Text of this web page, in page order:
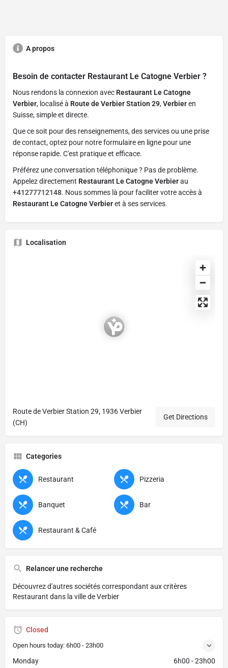
A propos
Besoin de contacter Restaurant Le Catogne Verbier ?
Nous rendons la connexion avec Restaurant Le Catogne
Verbier, localisé à Route de Verbier Station 29,Verbieren
Suisse, simple et directe.
Que ce soit pour des renseignements, des services ou une prise
de contact, optez pour notre formulaire en ligne pour une
réponse rapide. C'est pratique et efficace.
Préférez une conversation téléphonique ? Pas de problème.
Appelez directement Restaurant Le Catogne Verbierau
+41277712148. Nous sommes là pour faciliter votre accès à
Restaurant Le Catogne Verbieret à ses services.
Localisation
Route de Verbier Station 29, 1936 Verbier
(CH)
Get Directions
Categories
Restaurant Pizzeria
Banquet Bar
Restaurant & Café
Relancer une recherche
Découvrez d'autres sociétés correspondant aux critères
Restaurant dans la ville de Verbier
Closed
Open hours today: 6h00 - 23h00
Monday 6h00 - 23h00